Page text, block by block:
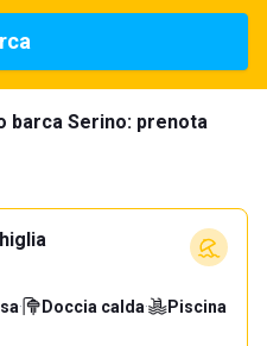
barca Serino: prenota
· Doccia calda·
Piscina